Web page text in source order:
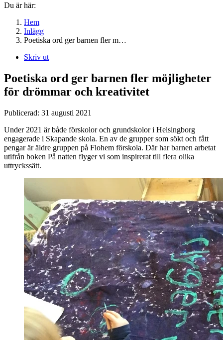
Du är här:
Hem
Inlägg
Poetiska ord ger barnen fler m…
Skriv ut
Poetiska ord ger barnen fler möjligheter
för drömmar och kreativitet
Publicerad: 31 augusti 2021
Under 2021 är både förskolor och grundskolor i Helsingborg
engagerade i Skapande skola. En av de grupper som sökt och fått
pengar är äldre gruppen på Flohem förskola. Där har barnen arbetat
utifrån boken På natten flyger vi som inspirerat till flera olika
uttryckssätt.